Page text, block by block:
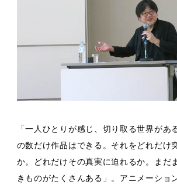
「一人ひとりが感じ、切り取る世界があ
の数だけ作品はできる。それをどれだけ
か。どれだけその真実に迫れるか。まだ
きものがたくさんある」。アニメーショ